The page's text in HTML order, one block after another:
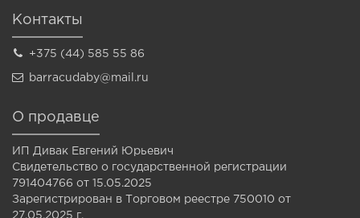
Контакты
+375 (44) 585 55 86
barracudaby@mail.ru
О продавце
ИП Дивак Евгений Юрьевич
Свидетельство о государственной регистрации
791404766 от 15.05.2025
Зарегистрирован в Торговом реестре 750010 от
27.05.2025 г.